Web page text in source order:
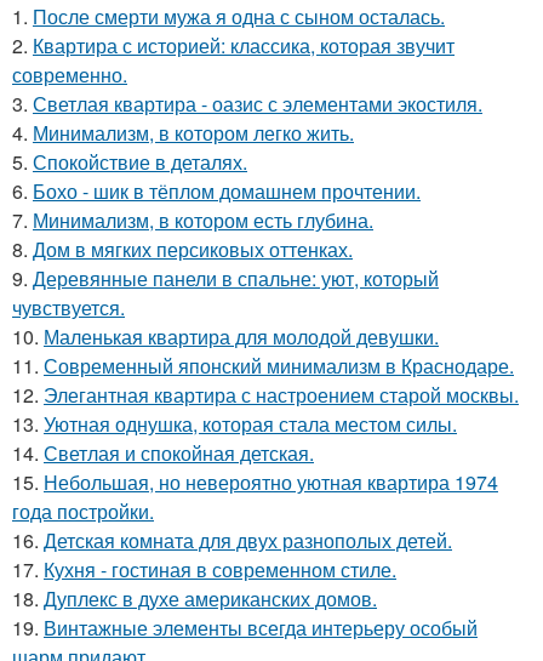
1. После смерти мужа я одна с сыном осталась.
2. Квартира с историей: классика, которая звучит
современно.
3. Светлая квартира - оазис с элементами экостиля.
4. Минимализм, в котором легко жить.
5. Спокойствие в деталях.
6. Бохо - шик в тёплом домашнем прочтении.
7. Минимализм, в котором есть глубина.
8. Дом в мягких персиковых оттенках.
9. Деревянные панели в спальне: уют, который
чувствуется.
10. Маленькая квартира для молодой девушки.
11. Современный японский минимализм в Краснодаре.
12. Элегантная квартира с настроением старой москвы.
13. Уютная однушка, которая стала местом силы.
14. Светлая и спокойная детская.
15. Небольшая, но невероятно уютная квартира 1974
года постройки.
16. Детская комната для двух разнополых детей.
17. Кухня - гостиная в современном стиле.
18. Дуплекс в духе американских домов.
19. Винтажные элементы всегда интерьеру особый